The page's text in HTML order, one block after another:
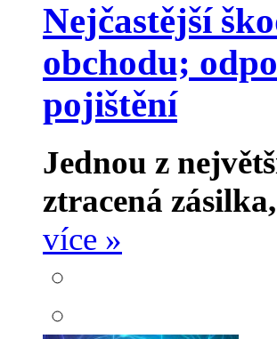
Nejčastější
obchodu;
pojištění
Jednou z
ztracená
více »